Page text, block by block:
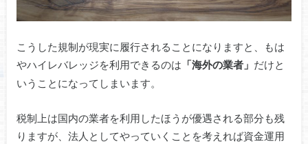
こうした規制が現実に履行されることになりますと、もは
やハイレバレッジを利用できるのは 「海外の業者」 だけと
いうことになってしまいます。
税制上は国内の業者を利用したほうが優遇される部分も残
りますが、法人としてやっていくことを考えれば資金運用